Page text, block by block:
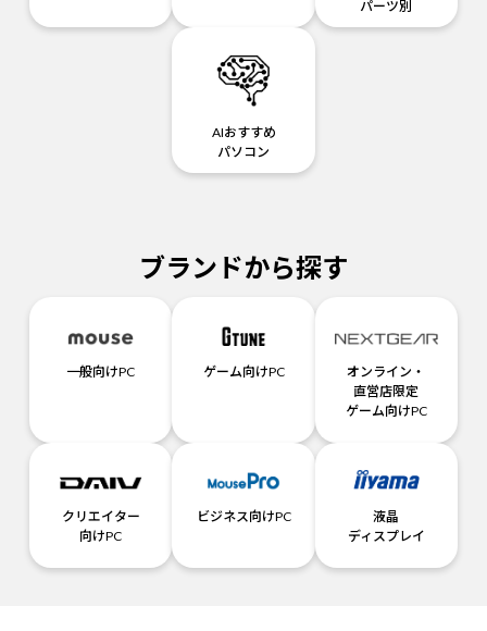
パーツ別
AIおすすめ
パソコン
ブランドから探す
一般向けPC ゲーム向けPC
オンライン・
直営店限定
ゲーム向けPC
クリエイター
向けPC
ビジネス向けPC
液晶
ディスプレイ